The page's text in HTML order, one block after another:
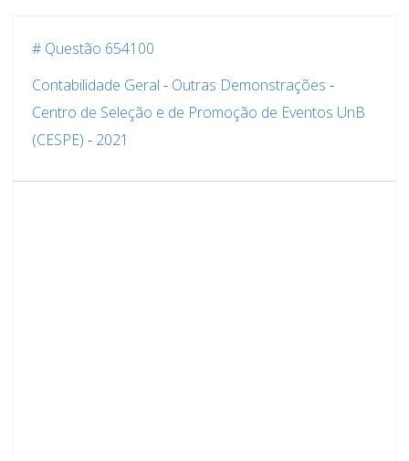
# Questão 654100
Contabilidade Geral - Outras Demonstrações -
Centro de Seleção e de Promoção de Eventos UnB
(CESPE) - 2021